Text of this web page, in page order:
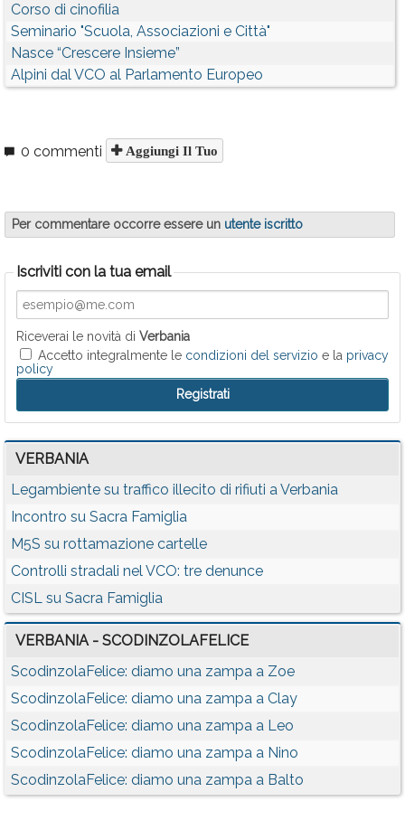
Corso di cinofilia
Seminario "Scuola, Associazioni e Città"
Nasce “Crescere Insieme”
Alpini dal VCO al Parlamento Europeo
0 commenti Aggiungi Il Tuo
Per commentare occorre essere un utente iscritto
Iscriviti con la tua email
Riceverai le novità di Verbania
Accetto integralmente le condizioni del servizio e la privacy
policy
VERBANIA
Legambiente su traffico illecito di rifiuti a Verbania
Incontro su Sacra Famiglia
M5S su rottamazione cartelle
Controlli stradali nel VCO: tre denunce
CISL su Sacra Famiglia
VERBANIA - SCODINZOLAFELICE
ScodinzolaFelice: diamo una zampa a Zoe
ScodinzolaFelice: diamo una zampa a Clay
ScodinzolaFelice: diamo una zampa a Leo
ScodinzolaFelice: diamo una zampa a Nino
ScodinzolaFelice: diamo una zampa a Balto